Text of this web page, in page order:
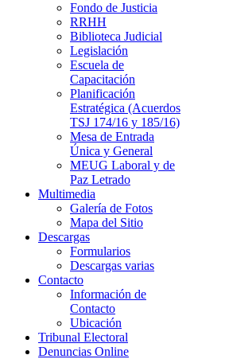
Fondo de Justicia
RRHH
Biblioteca Judicial
Legislación
Escuela de
Capacitación
Planificación
Estratégica (Acuerdos
TSJ 174/16 y 185/16)
Mesa de Entrada
Única y General
MEUG Laboral y de
Paz Letrado
Multimedia
Galería de Fotos
Mapa del Sitio
Descargas
Formularios
Descargas varias
Contacto
Información de
Contacto
Ubicación
Tribunal Electoral
Denuncias Online